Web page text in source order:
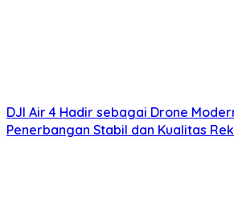
DJI Air 4 Hadir sebagai Drone
Penerbangan Stabil dan Kualitas